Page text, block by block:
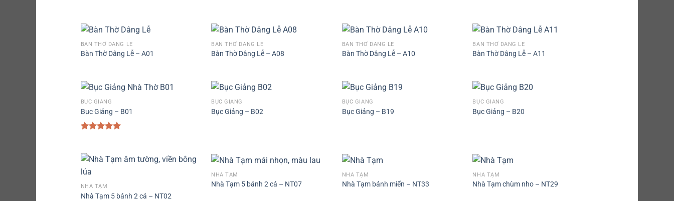
BÀN THỜ DÂNG LỄ
Bàn Thờ Dâng Lễ – A01
BÀN THỜ DÂNG LỄ
Bàn Thờ Dâng Lễ – A08
BÀN THỜ DÂNG LỄ
Bàn Thờ Dâng Lễ – A10
BÀN THỜ DÂNG LỄ
Bàn Thờ Dâng Lễ – A11
BỤC GIẢNG
Bục Giảng – B01
5 sao
BỤC GIẢNG
Bục Giảng – B02
BỤC GIẢNG
Bục Giảng – B19
BỤC GIẢNG
Bục Giảng – B20
NHÀ TẠM
Nhà Tạm 5 bánh 2 cá – NT02
NHÀ TẠM
Nhà Tạm 5 bánh 2 cá – NT07
NHÀ TẠM
Nhà Tạm bánh miến – NT33
NHÀ TẠM
Nhà Tạm chùm nho – NT29